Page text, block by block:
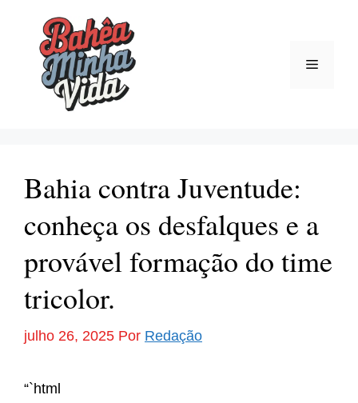
conteúdo
Menu
Bahia contra Juventude:
conheça os desfalques e a
provável formação do time
tricolor.
julho 26, 2025 Por Redação
“`html